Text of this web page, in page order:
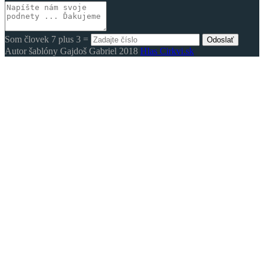
Som človek 7 plus 3 = Odoslať
Autor šablóny Gajdoš Gabriel 2018 Hlas Cirkvi.sk